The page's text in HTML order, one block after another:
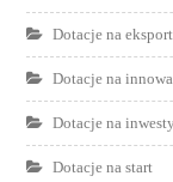
Dotacje na eksport
Dotacje na
Dotacje na
Dotacje na start